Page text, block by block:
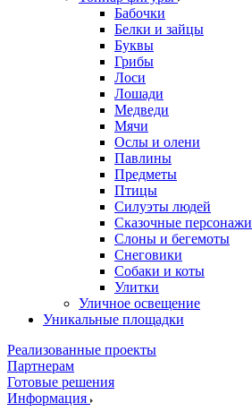
Бабочки
Белки и зайцы
Буквы
Грибы
Лоси
Лошади
Медведи
Мячи
Ослы и олени
Павлины
Предметы
Птицы
Силуэты людей
Сказочные персонажи
Слоны и бегемоты
Снеговики
Собаки и коты
Улитки
Уличное освещение
Уникальные площадки
Реализованные проекты
Партнерам
Готовые решения
Информация